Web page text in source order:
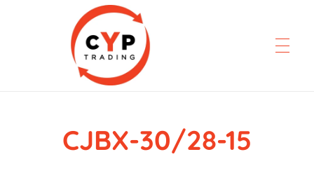
CYP Trading
Professionelle Ersatzteilbeschaffung
CJBX-30/28-15